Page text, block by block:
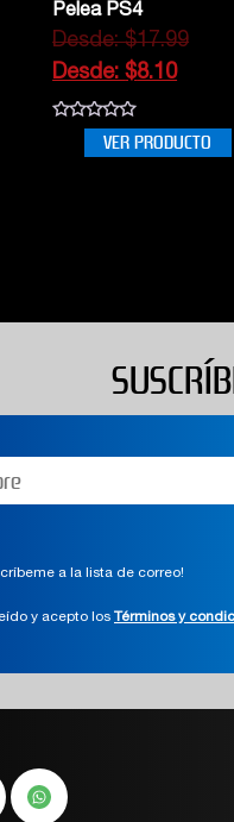
Pelea PS4
Desde:$17.99
Desde:$8.10
VER PRODUCTO
a la lista de correo!
y acepto los Términos y